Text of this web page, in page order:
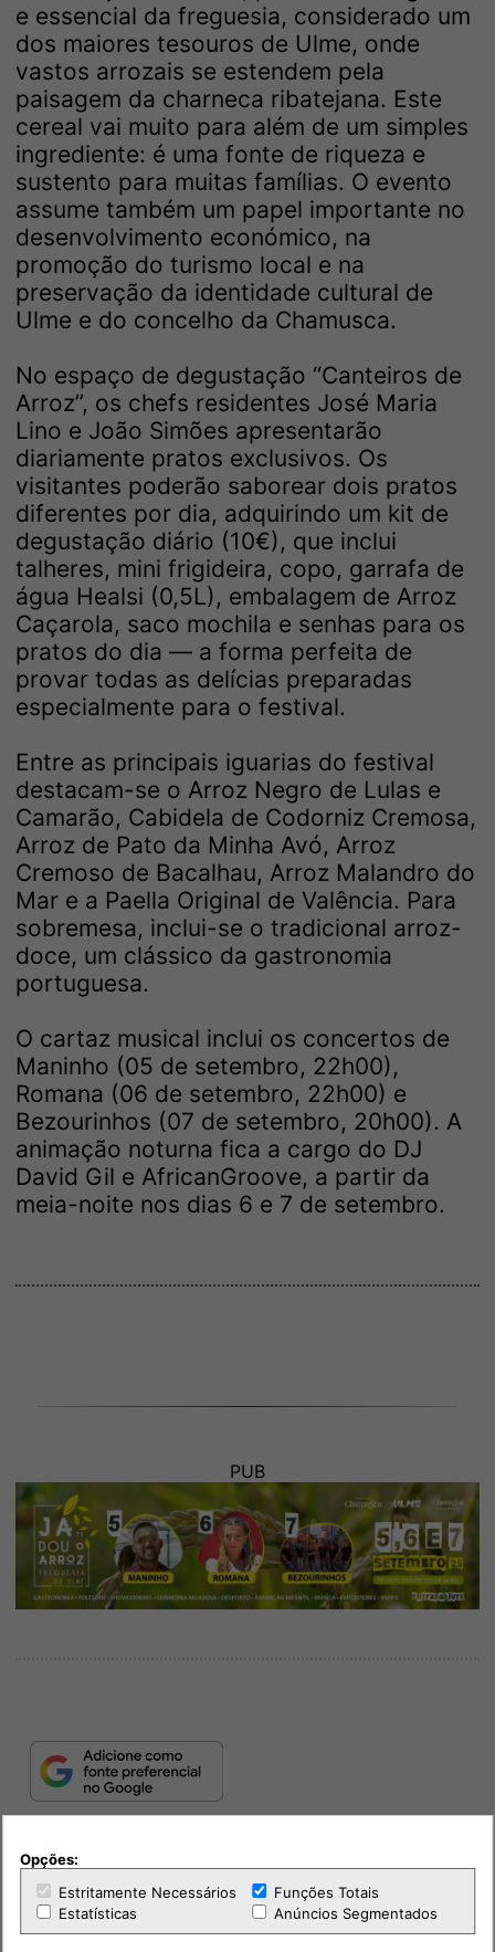
e essencial da freguesia, considerado um
dos maiores tesouros de Ulme, onde
vastos arrozais se estendem pela
paisagem da charneca ribatejana. Este
cereal vai muito para além de um simples
ingrediente: é uma fonte de riqueza e
sustento para muitas famílias. O evento
assume também um papel importante no
desenvolvimento económico, na
promoção do turismo local e na
preservação da identidade cultural de
Ulme e do concelho da Chamusca.
No espaço de degustação “Canteiros de
Arroz”, os chefs residentes José Maria
Lino e João Simões apresentarão
diariamente pratos exclusivos. Os
visitantes poderão saborear dois pratos
diferentes por dia, adquirindo um kit de
degustação diário (10€), que inclui
talheres, mini frigideira, copo, garrafa de
água Healsi (0,5L), embalagem de Arroz
Caçarola, saco mochila e senhas para os
pratos do dia — a forma perfeita de
provar todas as delícias preparadas
especialmente para o festival.
Entre as principais iguarias do festival
destacam-se o Arroz Negro de Lulas e
Camarão, Cabidela de Codorniz Cremosa,
Arroz de Pato da Minha Avó, Arroz
Cremoso de Bacalhau, Arroz Malandro do
Mar e a Paella Original de Valência. Para
sobremesa, inclui-se o tradicional arroz-
doce, um clássico da gastronomia
portuguesa.
O cartaz musical inclui os concertos de
Maninho (05 de setembro, 22h00),
Romana (06 de setembro, 22h00) e
Bezourinhos (07 de setembro, 20h00). A
animação noturna fica a cargo do DJ
David Gil e AfricanGroove, a partir da
meia-noite nos dias 6 e 7 de setembro.
PUB
Opções:
Estritamente Necessários
Funções Totais
Estatísticas
Anúncios Segmentados